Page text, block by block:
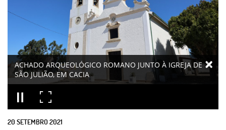
ACHADO ARQUEOLÓGICO ROMANO JUNTO À IGREJA DE
SÃO JULIÃO, EM CACIA
20 SETEMBRO2021